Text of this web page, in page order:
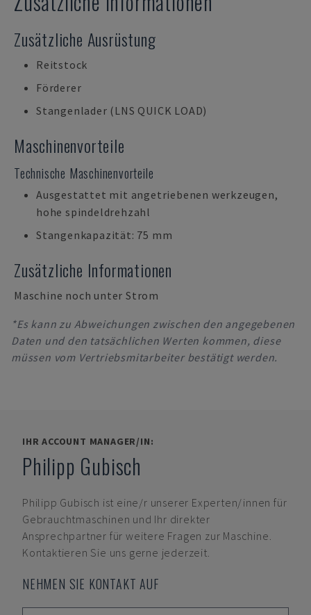
Zusätzliche Ausrüstung
Reitstock
Förderer
Stangenlader (LNS QUICK LOAD)
Maschinenvorteile
Technische Maschinenvorteile
Ausgestattet mit angetriebenen werkzeugen,
hohe spindeldrehzahl
Stangenkapazität: 75 mm
Zusätzliche Informationen
Maschine noch unter Strom
*Es kann zu Abweichungen zwischen den angegebenen
Daten und den tatsächlichen Werten kommen, diese
müssen vom Vertriebsmitarbeiter bestätigt werden.
IHR ACCOUNT MANAGER/IN:
Philipp Gubisch
Philipp Gubisch ist eine/r unserer Experten/innen für
Gebrauchtmaschinen und Ihr direkter
Ansprechpartner für weitere Fragen zur Maschine.
Kontaktieren Sie uns gerne jederzeit.
NEHMEN SIE KONTAKT AUF